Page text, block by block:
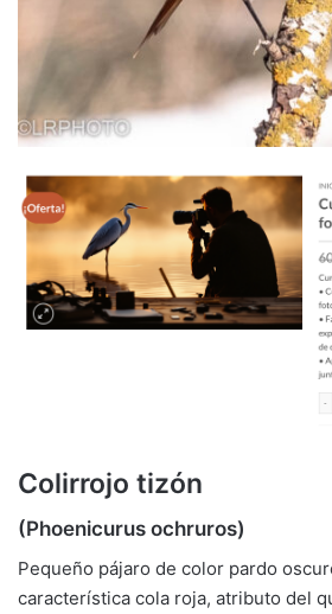
Colirrojo tizón
(Phoenicurus ochruros)
Pequeño pájaro de color pardo
característica cola roja, atributo del